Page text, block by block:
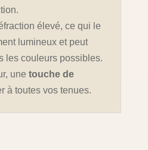
élevé, ce qui le
lumineux et peut
les couleurs possibles.
une touche de
à toutes vos tenues.